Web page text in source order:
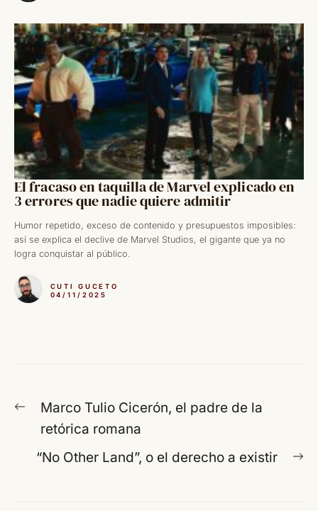
El fracaso en taquilla de Marvel explicado en
3 errores que nadie quiere admitir
Humor repetido, exceso de contenido y presupuestos imposibles:
así se explica el declive de Marvel Studios, el gigante que ya no
logra conquistar al público.
CUTI GUCETO
04/11/2025
Navegación
entradas
Entrada
anterior:
Marco Tulio Cicerón, el padre de la
retórica romana
“No Other Land”, o el derecho a existir